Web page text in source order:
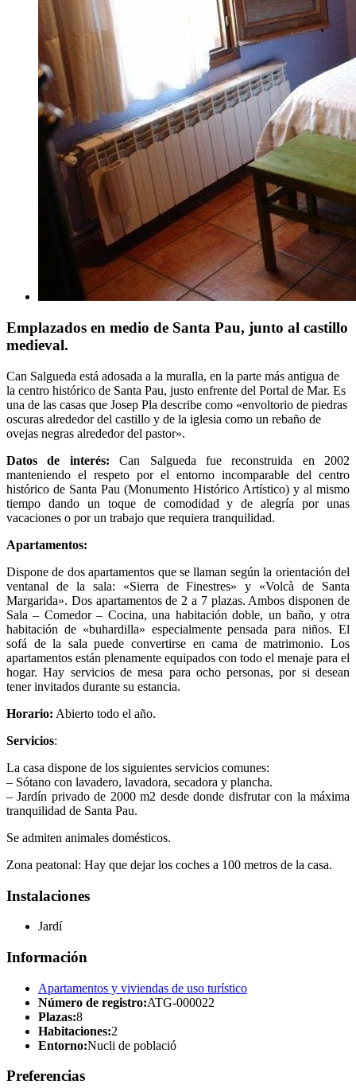
Emplazados en medio de Santa Pau, junto al castillo
medieval.
Can Salgueda está adosada a la muralla, en la parte más antigua de
la centro histórico de Santa Pau, justo enfrente del Portal de Mar. Es
una de las casas que Josep Pla describe como «envoltorio de piedras
oscuras alrededor del castillo y de la iglesia como un rebaño de
ovejas negras alrededor del pastor».
Datos de interés: Can Salgueda fue reconstruida en 2002
manteniendo el respeto por el entorno incomparable del centro
histórico de Santa Pau (Monumento Histórico Artístico) y al mismo
tiempo dando un toque de comodidad y de alegría por unas
vacaciones o por un trabajo que requiera tranquilidad.
Apartamentos:
Dispone de dos apartamentos que se llaman según la orientación del
ventanal de la sala: «Sierra de Finestres» y «Volcà de Santa
Margarida». Dos apartamentos de 2 a 7 plazas. Ambos disponen de
Sala – Comedor – Cocina, una habitación doble, un baño, y otra
habitación de «buhardilla» especialmente pensada para niños. El
sofá de la sala puede convertirse en cama de matrimonio. Los
apartamentos están plenamente equipados con todo el menaje para el
hogar. Hay servicios de mesa para ocho personas, por si desean
tener invitados durante su estancia.
Horario: Abierto todo el año.
Servicios:
La casa dispone de los siguientes servicios comunes:
– Sótano con lavadero, lavadora, secadora y plancha.
– Jardín privado de 2000 m2 desde donde disfrutar con la máxima
tranquilidad de Santa Pau.
Se admiten animales domésticos.
Zona peatonal: Hay que dejar los coches a 100 metros de la casa.
Instalaciones
Jardí
Información
Apartamentos y viviendas de uso turístico
Número de registro:ATG-000022
Plazas:8
Habitaciones:2
Entorno:Nucli de població
Preferencias